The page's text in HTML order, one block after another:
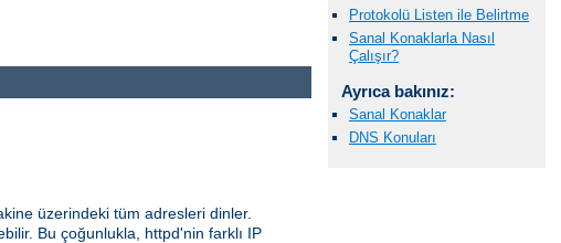
üzerindeki tüm adresleri dinler.
Bu çoğunlukla, httpd'nin farklı IP
Protokolü Listen ile Belirtme
Sanal Konaklarla Nasıl
Çalışır?
Ayrıca bakınız:
Sanal Konaklar
DNS Konuları